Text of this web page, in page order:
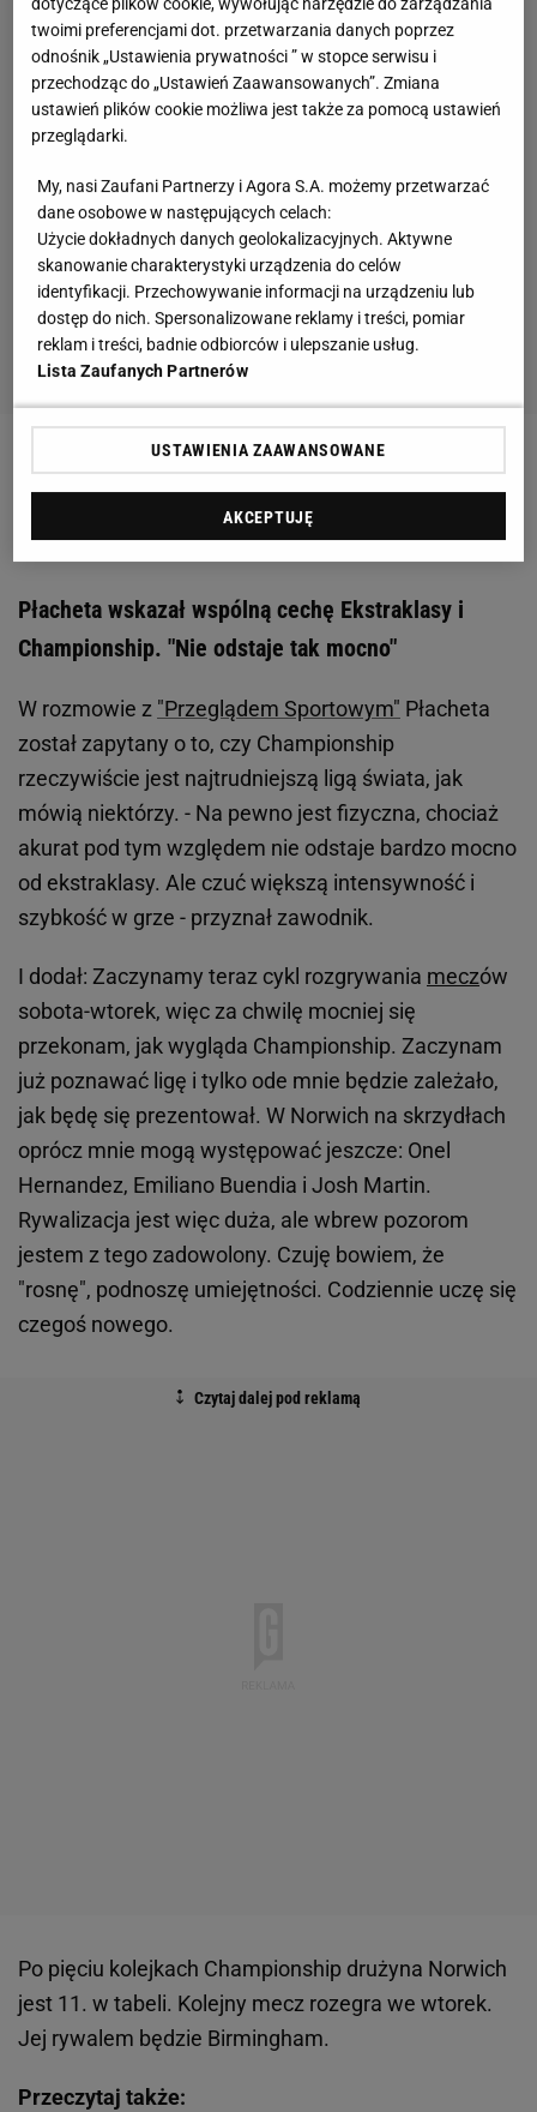
Zobacz wideoMarek Papszun tłumaczy tajemnice
[SEKCJA PIŁKARSKA #68]
Płacheta wskazał wspólną cechę Ekstraklasy i
Championship. "Nie odstaje tak mocno"
W rozmowie z "Przeglądem Sportowym" Płacheta
został zapytany o to, czy Championship
rzeczywiście jest najtrudniejszą ligą świata, jak
mówią niektórzy. - Na pewno jest fizyczna, chociaż
akurat pod tym względem nie odstaje bardzo mocno
od ekstraklasy. Ale czuć większą intensywność i
szybkość w grze - przyznał zawodnik.
I dodał: Zaczynamy teraz cykl rozgrywania meczów
sobota-wtorek, więc za chwilę mocniej się
przekonam, jak wygląda Championship. Zaczynam
już poznawać ligę i tylko ode mnie będzie zależało,
jak będę się prezentował. W Norwich na skrzydłach
oprócz mnie mogą występować jeszcze: Onel
Hernandez, Emiliano Buendia i Josh Martin.
Rywalizacja jest więc duża, ale wbrew pozorom
jestem z tego zadowolony. Czuję bowiem, że
"rosnę", podnoszę umiejętności. Codziennie uczę się
czegoś nowego.
Po pięciu kolejkach Championship drużyna Norwich
jest 11. w tabeli. Kolejny mecz rozegra we wtorek.
Jej rywalem będzie Birmingham.
Przeczytaj także:
twoimi preferencjami dot. przetwarzania danych poprzez
odnośnik „Ustawienia prywatności ” w stopce serwisu i
przechodząc do „Ustawień Zaawansowanych”. Zmiana
ustawień plików cookie możliwa jest także za pomocą ustawień
przeglądarki.
My, nasi Zaufani Partnerzy i Agora S.A. możemy przetwarzać
dane osobowe w następujących celach:
Użycie dokładnych danych geolokalizacyjnych. Aktywne
skanowanie charakterystyki urządzenia do celów
identyfikacji. Przechowywanie informacji na urządzeniu lub
dostęp do nich. Spersonalizowane reklamy i treści, pomiar
reklam i treści, badnie odbiorców i ulepszanie usług.
Lista Zaufanych Partnerów
USTAWIENIA ZAAWANSOWANE
AKCEPTUJĘ